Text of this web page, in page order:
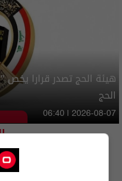
هيئة الحج تصدر قرارا
الحج
06:40 | 2026-08-07